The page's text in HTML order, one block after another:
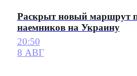
Раскрыт новый маршрут
наемников на Украину
20:50
8 АВГ